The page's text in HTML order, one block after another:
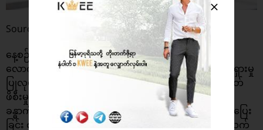
Source : Freepik
နေ့စဉ်ခန္ဓာကိုယ် ကိုယ်လက်လှုပ်ရှားမှုအတွက် အချိန် ၁နာရီ
လောက်ပေးသင့်ပါတယ်။ နေ့ရက်တိုင်း ပုံမှန်ကိုယ်လက်လှုပ်ရှားမှု
ပြုလုပ်ပေးတာဟာ ခန္ဓာကိုယ်ကျန်းမာကြံ့ခိုင်စေတဲ့အပြင် စိတ်
ဖိစီးမှုတွေကိုလည်း တိုက်ထုတ်ပေးနိုင်ပါတယ်။ ဒါကြောင့်
ခန္ဓာကိုယ် ကိုယ်လက်လှုပ်ရှားမှုအတွက် လမ်းလျောက်ခြင်း ပြေး
ခြင်း စက်ဘီးနင်းခြင်း Gym ကစားခြင်းစသည်ဖြင့် မိမိနှစ်သက်